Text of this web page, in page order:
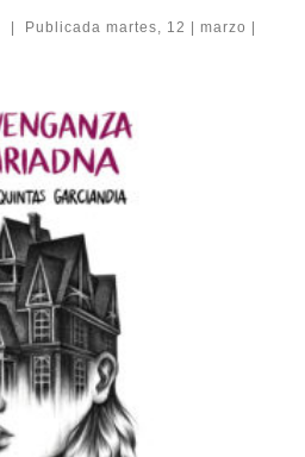
| Publicada martes, 12 | marzo |